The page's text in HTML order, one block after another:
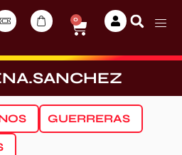
0
GUERRERAS